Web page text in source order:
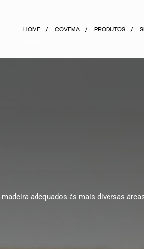
HOME COVEMA PRODUTOS
adequados às mais diversas